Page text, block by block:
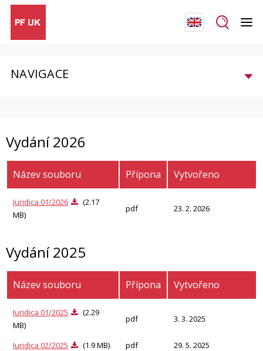
NAVIGACE
Vydání 2026
Název souboru Přípona Vytvořeno
Iuridica 01/2026
(2.17
MB)
pdf 23. 2. 2026
Vydání 2025
Název souboru Přípona Vytvořeno
Iuridica 01/2025
(2.29
MB)
pdf 3. 3. 2025
Iuridica 02/2025 (1.9 MB) pdf
29. 5. 2025